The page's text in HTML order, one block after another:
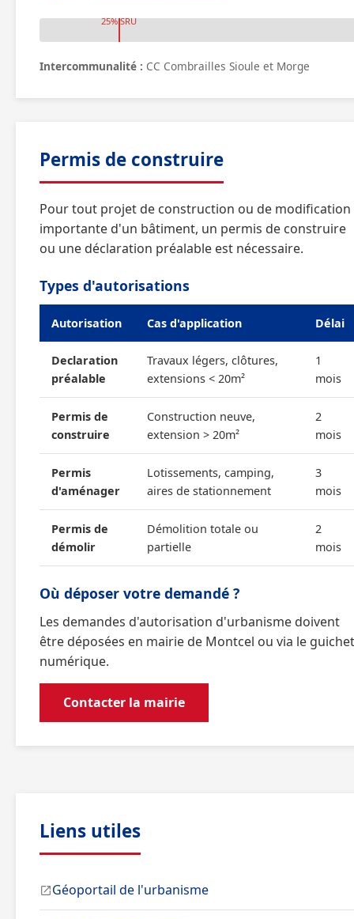
25% SRU
Intercommunalité : CC Combrailles Sioule et Morge
Permis de construire
Pour tout projet de construction ou de modification
importante d'un bâtiment, un permis de construire
ou une déclaration préalable est nécessaire.
Types d'autorisations
Autorisation Cas d'application Délai
Declaration
préalable
Travaux légers, clôtures,
extensions < 20m²
1
mois
Permis de
construire
Construction neuve,
extension > 20m²
2
mois
Permis
d'aménager
Lotissements, camping,
aires de stationnement
3
mois
Permis de
démolir
Démolition totale ou
partielle
2
mois
Où déposer votre demandé ?
Les demandes d'autorisation d'urbanisme doivent
être déposées en mairie de Montcel ou via le guichet
numérique.
Contacter la mairie
Liens utiles
Géoportail de l'urbanisme